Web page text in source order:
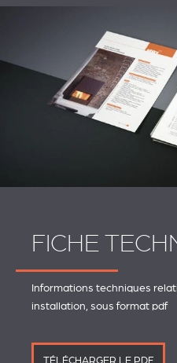
FICHE
Informations techniques
installation, sous format pdf
TÉLÉCHARGER LE PDF